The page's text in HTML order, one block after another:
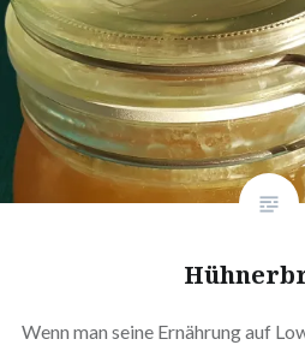
Wenn man seine Ernährung auf